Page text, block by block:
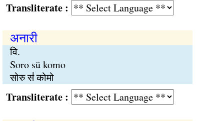
:
अनारी
वि.
Soro sü komo
सोरु स॑ कोमो
: